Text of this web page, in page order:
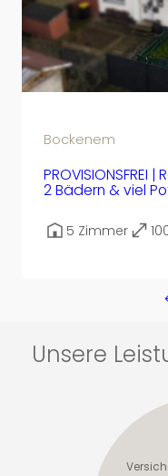
Bockenem
2 Bädern & viel
5 Zimmer
Unsere